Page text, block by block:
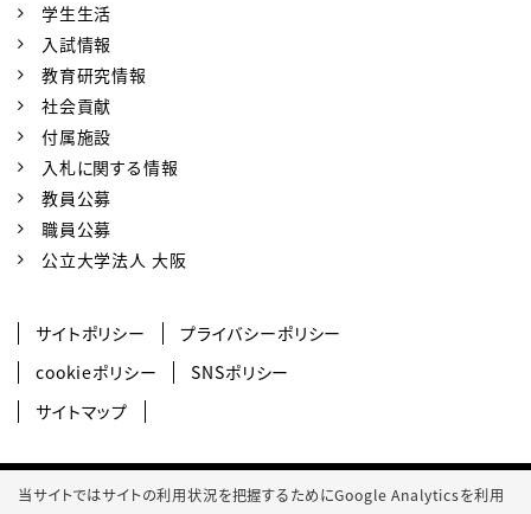
当サイトではサイトの利用状況を把握するためにGoogle Analyticsを利用
学生生活
入試情報
教育研究情報
社会貢献
付属施設
入札に関する情報
教員公募
職員公募
公立大学法人 大阪
サイトポリシー
プライバシーポリシー
cookieポリシー
SNSポリシー
サイトマップ
© 2022 Osaka Metropolitan University College of Technology.